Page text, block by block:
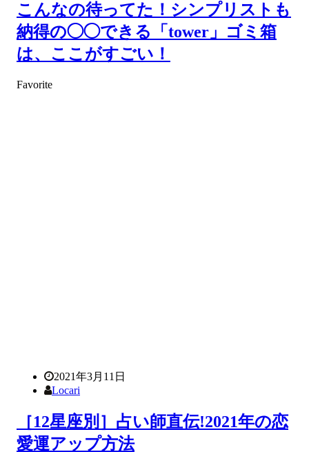
こんなの待ってた！シンプリストも
納得の◯◯できる「tower」ゴミ箱
は、ここがすごい！
Favorite
2021年3月11日
Locari
［12星座別］占い師直伝!2021年の恋
愛運アップ方法